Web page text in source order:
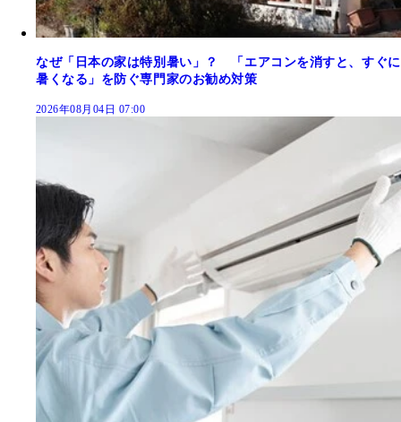
なぜ「日本の家は特別暑い」？ 「エアコンを消すと、すぐに
暑くなる」を防ぐ専門家のお勧め対策
2026年08月04日 07:00